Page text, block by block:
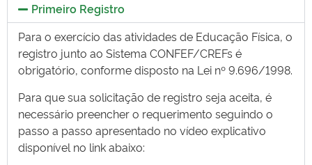
Primeiro Registro
Para o exercício das atividades de Educação Física, o
registro junto ao Sistema CONFEF/CREFs é
obrigatório, conforme disposto na Lei nº 9.696/1998.
Para que sua solicitação de registro seja aceita, é
necessário preencher o requerimento seguindo o
passo a passo apresentado no vídeo explicativo
disponível no link abaixo: